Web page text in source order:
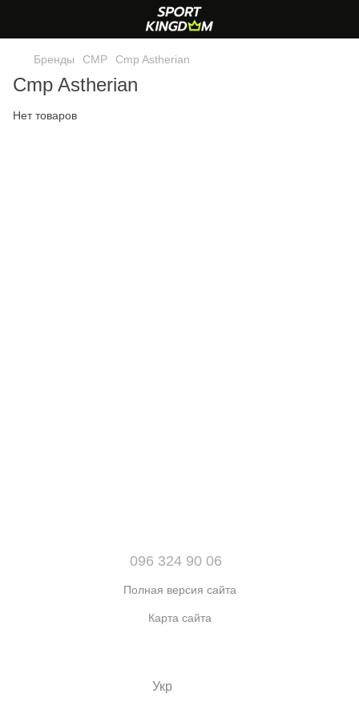
Бренды CMP Cmp Astherian
Cmp Astherian
Нет товаров
096 324 90 06
Полная версия сайта
Карта сайта
Укр